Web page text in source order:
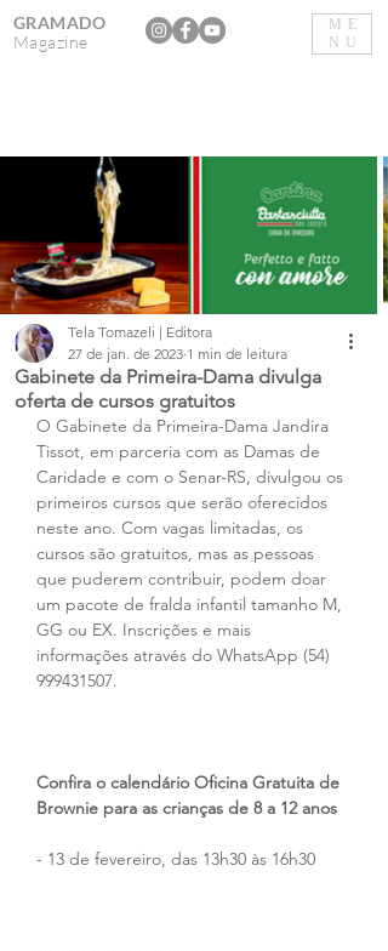
ME
NU
GRAMADO
Magazine
Gabinete da Primeira-Dama divulga
oferta de cursos gratuitos
Tela Tomazeli | Editora
27 de jan. de 2023 1 min de leitura
O Gabinete da Primeira-Dama Jandira
Tissot, em parceria com as Damas de
Caridade e com o Senar-RS, divulgou os
primeiros cursos que serão oferecidos
neste ano. Com vagas limitadas, os
cursos são gratuitos, mas as pessoas
que puderem contribuir, podem doar
um pacote de fralda infantil tamanho M,
GG ou EX. Inscrições e mais
informações através do WhatsApp (54)
999431507.
Confira o calendário Oficina Gratuita de
Brownie para as crianças de 8 a 12 anos
- 13 de fevereiro, das 13h30 às 16h30